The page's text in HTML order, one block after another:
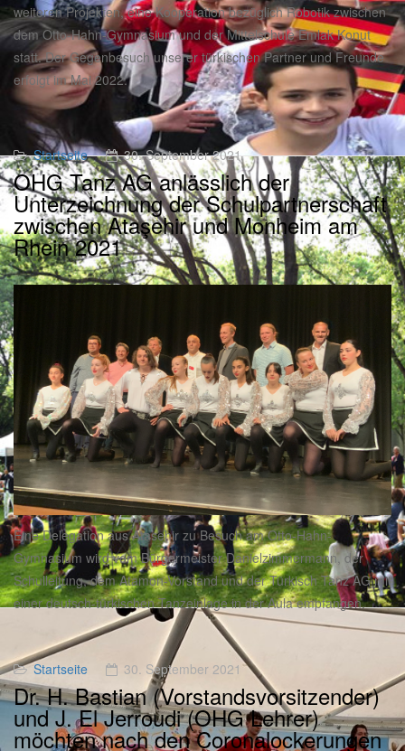
weiteren Projekten, eine Kooperation bezüglich Robotik zwischen
dem Otto-Hahn-Gymnasium und der Mittelschule Emlak Konut
statt. Der Gegenbesuch unserer türkischen Partner und Freunde
erfolgt im Mai 2022.
Startseite 30. September 2021
OHG Tanz AG anlässlich der
Unterzeichnung der Schulpartnerschaft
zwischen Ataşehir und Monheim am
Rhein 2021
Eine Delegation aus Atasehir zu Besuch am Otto-Hahn-
Gymnasium wird vom Bürgermeister Danielzimmermann, der
Schulleitung, dem Atamon-Vorstand und der Türkisch Tanz AG mit
einer deutsch-türkischen Tanzeinlage in der Aula empfangen.
Startseite 30. September 2021
Dr. H. Bastian (Vorstandsvorsitzender)
und J. El Jerroudi (OHG Lehrer)
möchten nach den Coronalockerungen